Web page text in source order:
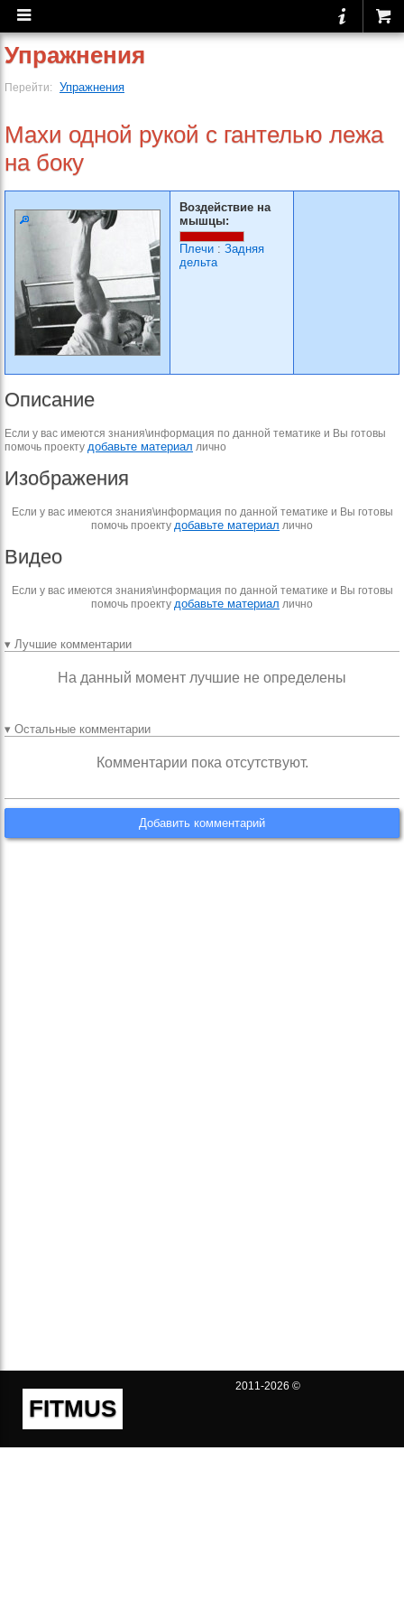
Упражнения
Перейти: Упражнения
Махи одной рукой с гантелью лежа
на боку
Воздействие на
мышцы:
Плечи : Задняя
дельта
Описание
Если у вас имеются знания\информация по данной тематике и Вы готовы
помочь проекту добавьте материал лично
Изображения
Если у вас имеются знания\информация по данной тематике и Вы готовы
помочь проекту добавьте материал лично
Видео
Если у вас имеются знания\информация по данной тематике и Вы готовы
помочь проекту добавьте материал лично
▾ Лучшие комментарии
На данный момент лучшие не определены
▾ Остальные комментарии
Комментарии пока отсутствуют.
Добавить комментарий
FITMUS
2011-2026 ©